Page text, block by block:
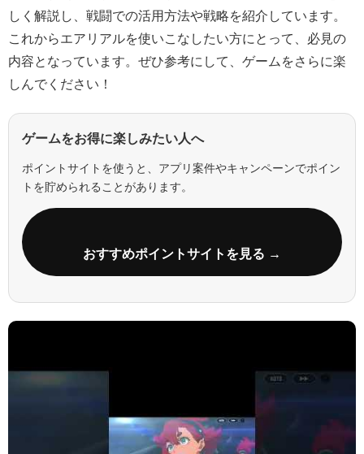
しく解説し、戦闘での活用方法や戦略を紹介しています。
これからエアリアルを使いこなしたい方にとって、必見の
内容となっています。ぜひ参考にして、ゲームをさらに楽
しんでください！
ゲームをお得に楽しみたい人へ
ポイントサイトを使うと、アプリ案件やキャンペーンでポイン
トを貯められることがあります。
おすすめポイントサイトを見る →